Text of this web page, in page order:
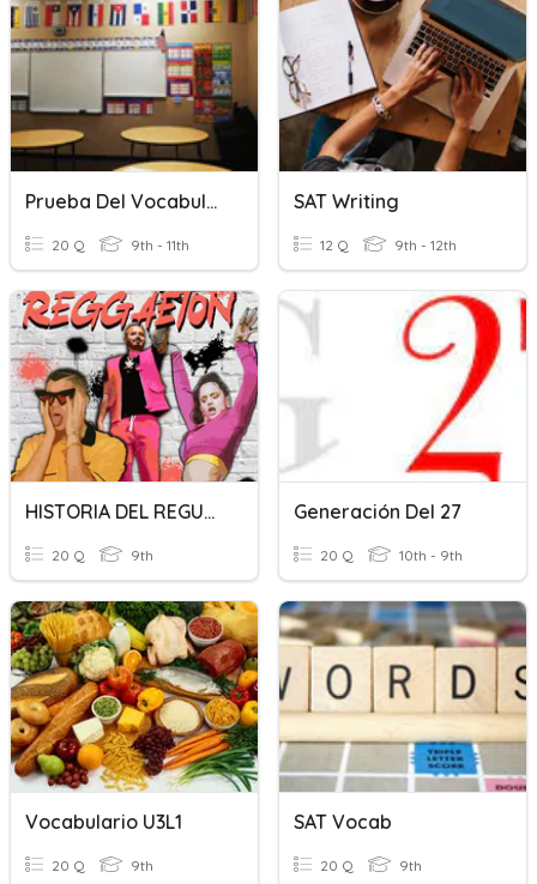
Prueba Del Vocabulario 2B
20 Q 9th - 11th
SAT Writing
12 Q 9th - 12th
HISTORIA DEL REGUETÓN
20 Q 9th
Generación Del 27
20 Q 10th - 9th
Vocabulario U3L1
20 Q 9th
SAT Vocab
20 Q 9th